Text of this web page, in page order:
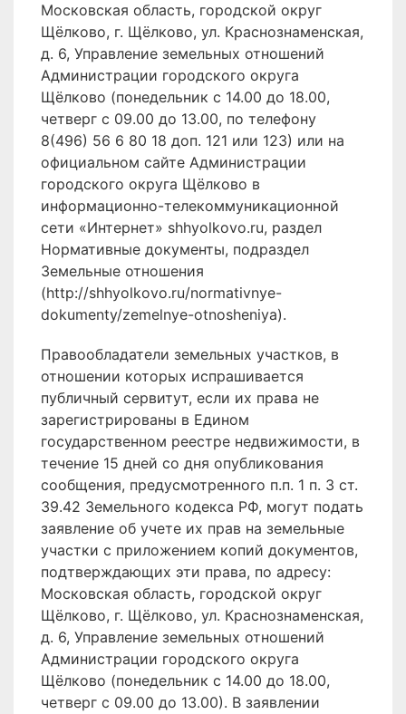
Московская область, городской округ
Щёлково, г. Щёлково, ул. Краснознаменская,
д. 6, Управление земельных отношений
Администрации городского округа
Щёлково (понедельник с 14.00 до 18.00,
четверг с 09.00 до 13.00, по телефону
8(496) 56 6 80 18 доп. 121 или 123) или на
официальном сайте Администрации
городского округа Щёлково в
информационно-телекоммуникационной
сети «Интернет» shhyolkovo.ru, раздел
Нормативные документы, подраздел
Земельные отношения
(http://shhyolkovo.ru/normativnye-
dokumenty/zemelnye-otnosheniya).
Правообладатели земельных участков, в
отношении которых испрашивается
публичный сервитут, если их права не
зарегистрированы в Едином
государственном реестре недвижимости, в
течение 15 дней со дня опубликования
сообщения, предусмотренного п.п. 1 п. 3 ст.
39.42 Земельного кодекса РФ, могут подать
заявление об учете их прав на земельные
участки с приложением копий документов,
подтверждающих эти права, по адресу:
Московская область, городской округ
Щёлково, г. Щёлково, ул. Краснознаменская,
д. 6, Управление земельных отношений
Администрации городского округа
Щёлково (понедельник с 14.00 до 18.00,
четверг с 09.00 до 13.00). В заявлении